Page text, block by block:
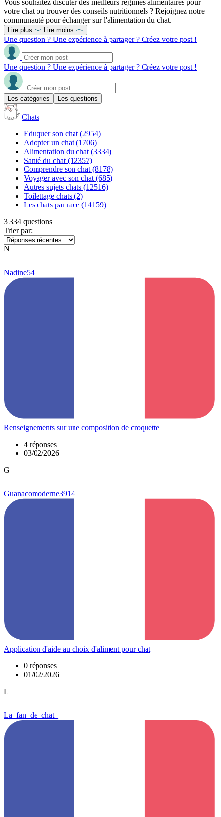
Vous souhaitez discuter des meilleurs régimes alimentaires pour
votre chat ou trouver des conseils nutritionnels ? Rejoignez notre
communauté pour échanger sur l'alimentation du chat.
Lire plus Lire moins
Une question ? Une expérience à partager ? Créez votre post !
Une question ? Une expérience à partager ? Créez votre post !
Les catégories Les questions
Chats
Eduquer son chat (2954)
Adopter un chat (1706)
Alimentation du chat (3334)
Santé du chat (12357)
Comprendre son chat (8178)
Voyager avec son chat (685)
Autres sujets chats (12516)
Toilettage chats (2)
Les chats par race (14159)
3 334 questions
Trier par:
N
Nadine54
Renseignements sur une composition de croquette
4 réponses
03/02/2026
G
Guanacomoderne3914
Application d'aide au choix d'aliment pour chat
0 réponses
01/02/2026
L
La_fan_de_chat_